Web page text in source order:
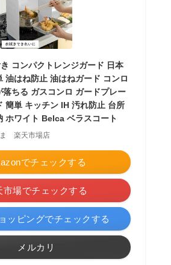
コンパクトレンジガード 日本
油はね防止 油はねガード コンロ
落ちる ガスコンロ ガードプレー
簡単 キッチン IH 汚れ防止 台所
ホワイト Belca ベラスコート
楽天市場店
でチェックする
市場でチェックする
ッピングでチェックする
メルカリ